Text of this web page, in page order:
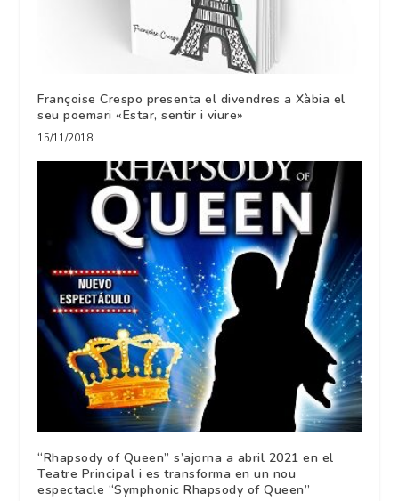
Françoise Crespo presenta el divendres a Xàbia el
seu poemari «Estar, sentir i viure»
15/11/2018
“Rhapsody of Queen” s’ajorna a abril 2021 en el
Teatre Principal i es transforma en un nou
espectacle “Symphonic Rhapsody of Queen”